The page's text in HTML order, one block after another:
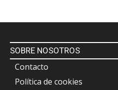
SOBRE NOSOTROS
Contacto
Política de cookies